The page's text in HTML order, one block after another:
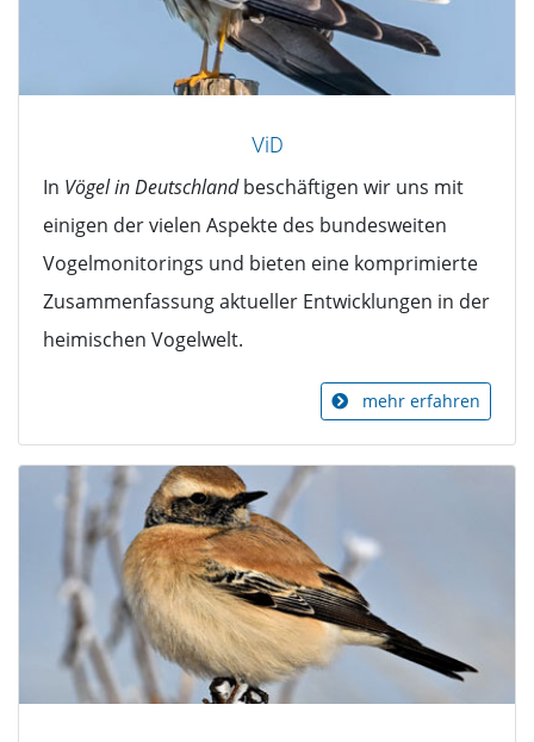
ViD
In Vögel in Deutschlandbeschäftigen wir uns mit
einigen der vielen Aspekte des bundesweiten
Vogelmonitorings und bieten eine komprimierte
Zusammenfassung aktueller Entwicklungen in der
heimischen Vogelwelt.
mehr erfahren